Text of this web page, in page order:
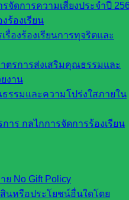
จัดการความเสี่ยงประจำปี
ร้องเรียน
รื่องร้องเรียนการทุจริตและ
ตรการส่งเสริมคุณธรรมและ
งาน
รรมและความโปร่งใสภายใน
าร กลไกการจัดการร้องเรียน
ย No Gift Policy
นหรือประโยชน์อื่นใดโดย